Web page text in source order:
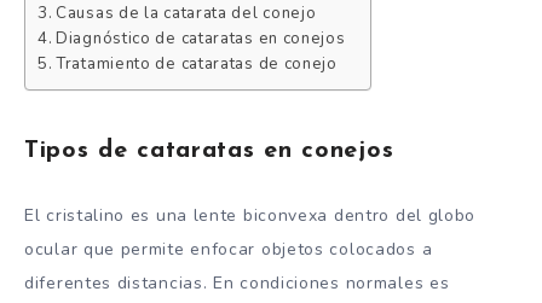
Causas de la catarata del conejo
Diagnóstico de cataratas en conejos
Tratamiento de cataratas de conejo
Tipos de cataratas en conejos
El cristalino es una lente biconvexa dentro del globo
ocular que permite enfocar objetos colocados a
diferentes distancias. En condiciones normales es